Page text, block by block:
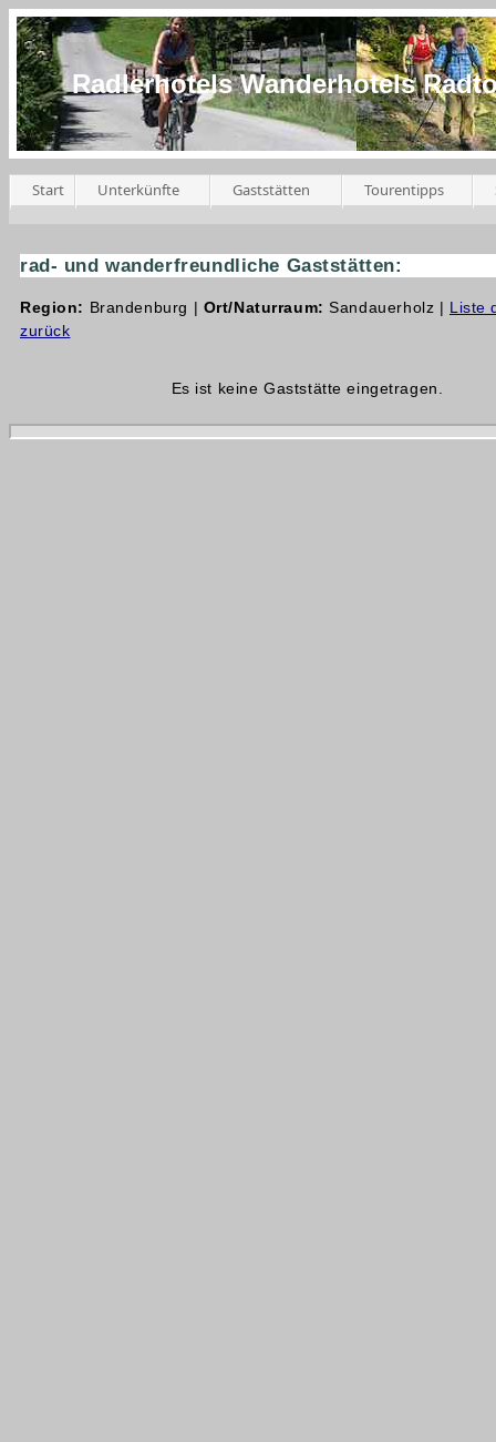
Radlerhotels Wanderhotels
Start Unterkünfte Gaststätten Tourentipps
rad- und wanderfreundliche Gaststätten:
Region: Brandenburg | Ort/Naturraum:Sandauerholz | Liste
zurück
Es ist keine Gaststätte eingetragen.